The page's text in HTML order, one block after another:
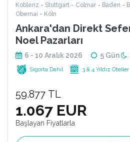
Koblenz - Stuttgart - Colmar - Baden -
Obernai - Köln
Ankara'dan Direkt
Noel Pazarları
6 - 10 Aralık 2026 5 Gün
Sigorta Dahil 3 & 4 Yıldız Oteller
59.877 TL
1.067 EUR
Başlayan Fiyatlarla